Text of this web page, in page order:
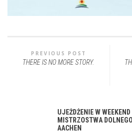
PREVIOUS POST
THERE IS NO MORE STORY.
UJEŻDŻENIE W
MISTRZOSTWA
AACHEN